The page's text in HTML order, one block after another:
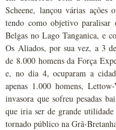
Scheene, lançou várias
tendo como objetivo
Belgas no Lago Tanganica, e
Os Aliados, por sua vez, a 3
de 8.000 homens da Força
e, no dia 4, ocuparam a
apenas 1.000 homens,
invasora que sofreu pesadas
que iria ser de grande
tornado público na Grã-